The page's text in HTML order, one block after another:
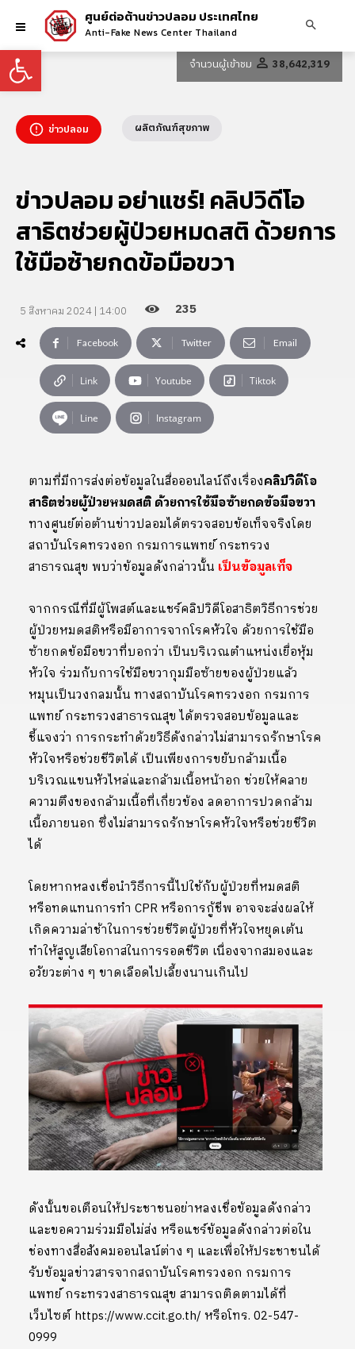
Open toolbar
ศูนย์ต่อต้านข่าวปลอม ประเทศไทย
Anti-Fake News Center Thailand
จำนวนผู้เข้าชม 38,642,319
ข่าวปลอม ผลิตภัณฑ์สุขภาพ
ข่าวปลอม อย่าแชร์! คลิปวิดีโอ
สาธิตช่วยผู้ป่วยหมดสติ ด้วยการ
ใช้มือซ้ายกดข้อมือขวา
5 สิงหาคม 2024 | 14:00 235
Facebook Twitter Email
Link Youtube Tiktok
Line Instagram
ตามที่มีการส่งต่อข้อมูลในสื่อออนไลน์ถึงเรื่องคลิปวิดีโอ
สาธิตช่วยผู้ป่วยหมดสติ ด้วยการใช้มือซ้ายกดข้อมือขวา
ทางศูนย์ต่อต้านข่าวปลอมได้ตรวจสอบข้อเท็จจริงโดย
สถาบันโรคทรวงอก กรมการแพทย์ กระทรวง
สาธารณสุข พบว่าข้อมูลดังกล่าวนั้น เป็นข้อมูลเท็จ
จากกรณีที่มีผู้โพสต์และแชร์คลิปวิดีโอสาธิตวิธีการช่วย
ผู้ป่วยหมดสติหรือมีอาการจากโรคหัวใจ ด้วยการใช้มือ
ซ้ายกดข้อมือขวาที่บอกว่า เป็นบริเวณตำแหน่งเยื่อหุ้ม
หัวใจ ร่วมกับการใช้มือขวากุมมือซ้ายของผู้ป่วยแล้ว
หมุนเป็นวงกลมนั้น ทางสถาบันโรคทรวงอก กรมการ
แพทย์ กระทรวงสาธารณสุข ได้ตรวจสอบข้อมูลและ
ชี้แจงว่า การกระทำด้วยวิธีดังกล่าวไม่สามารถรักษาโรค
หัวใจหรือช่วยชีวิตได้ เป็นเพียงการขยับกล้ามเนื้อ
บริเวณแขนหัวไหล่และกล้ามเนื้อหน้าอก ช่วยให้คลาย
ความตึงของกล้ามเนื้อที่เกี่ยวข้อง ลดอาการปวดกล้าม
เนื้อภายนอก ซึ่งไม่สามารถรักษาโรคหัวใจหรือช่วยชีวิต
ได้
โดยหากหลงเชื่อนำวิธีการนี้ไปใช้กับผู้ป่วยที่หมดสติ
หรือทดแทนการทำ CPR หรือการกู้ชีพ อาจจะส่งผลให้
เกิดความล่าช้าในการช่วยชีวิตผู้ป่วยที่หัวใจหยุดเต้น
ทำให้สูญเสียโอกาสในการรอดชีวิต เนื่องจากสมองและ
อวัยวะต่าง ๆ ขาดเลือดไปเลี้ยงนานเกินไป
ดังนั้นขอเตือนให้ประชาชนอย่าหลงเชื่อข้อมูลดังกล่าว
และขอความร่วมมือไม่ส่ง หรือแชร์ข้อมูลดังกล่าวต่อใน
ช่องทางสื่อสังคมออนไลน์ต่าง ๆ และเพื่อให้ประชาชนได้
รับข้อมูลข่าวสารจากสถาบันโรคทรวงอก กรมการ
แพทย์ กระทรวงสาธารณสุข สามารถติดตามได้ที่
เว็บไซต์ https://www.ccit.go.th/ หรือโทร. 02-547-
0999